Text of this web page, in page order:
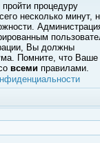
процедуру
несколько минут,
Вы должны
Помните, что Ваше
всеми правилами.